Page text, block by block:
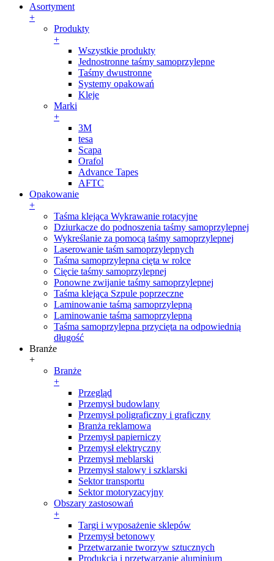
Asortyment
+
Produkty
+
Wszystkie produkty
Jednostronne taśmy samoprzylepne
Taśmy dwustronne
Systemy opakowań
Kleje
Marki
+
3M
tesa
Scapa
Orafol
Advance Tapes
AFTC
Opakowanie
+
Taśma klejąca Wykrawanie rotacyjne
Dziurkacze do podnoszenia taśmy samoprzylepnej
Wykreślanie za pomocą taśmy samoprzylepnej
Laserowanie taśm samoprzylepnych
Taśma samoprzylepna cięta w rolce
Cięcie taśmy samoprzylepnej
Ponowne zwijanie taśmy samoprzylepnej
Taśma klejąca Szpule poprzeczne
Laminowanie taśmą samoprzylepną
Laminowanie taśmą samoprzylepną
Taśma samoprzylepna przycięta na odpowiednią
długość
Branże
+
Branże
+
Przegląd
Przemysł budowlany
Przemysł poligraficzny i graficzny
Branża reklamowa
Przemysł papierniczy
Przemysł elektryczny
Przemysł meblarski
Przemysł stalowy i szklarski
Sektor transportu
Sektor motoryzacyjny
Obszary zastosowań
+
Targi i wyposażenie sklepów
Przemysł betonowy
Przetwarzanie tworzyw sztucznych
Produkcja i przetwarzanie aluminium